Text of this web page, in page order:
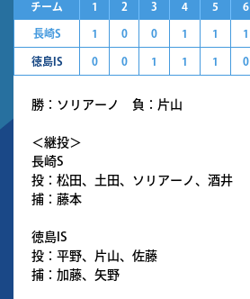
チーム 1 2 3 4 5 6
長崎S 1 0 0 1 1 1
徳島IS 0 0 1 1 1 0
勝：ソリアーノ 負：片山
＜継投＞
長崎S
投：松田、土田、ソリアーノ、酒井
捕：藤本
徳島IS
投：平野、片山、佐藤
捕：加藤、矢野